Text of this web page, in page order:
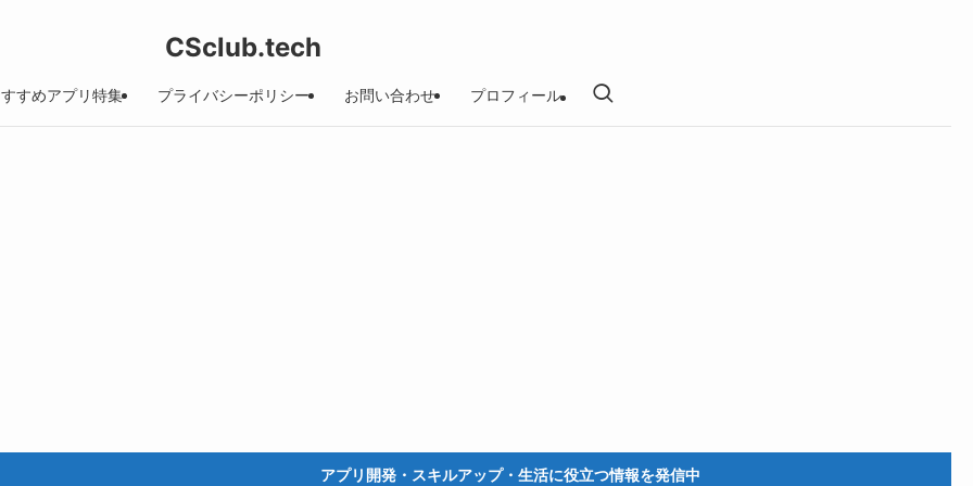
CSclub.tech
すめアプリ特集 プライバシーポリシー お問い合わせ プロフィール
アプリ開発・スキルアップ・生活に役立つ情報を発信中